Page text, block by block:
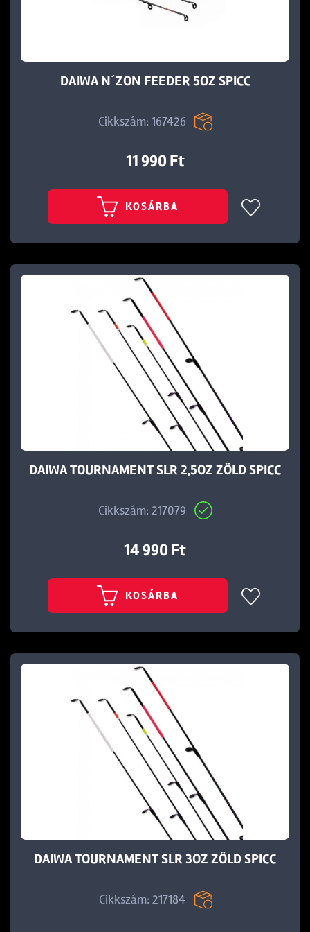
DAIWA N´ZON FEEDER 5OZ SPICC
Cikkszám: 167426
11 990 Ft
KOSÁRBA
DAIWA TOURNAMENT SLR 2,5OZ ZÖLD SPICC
Cikkszám: 217079
14 990 Ft
KOSÁRBA
DAIWA TOURNAMENT SLR 3OZ ZÖLD SPICC
Cikkszám: 217184